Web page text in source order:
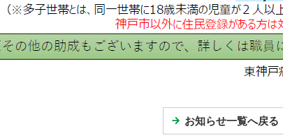
お知らせ一覧へ戻る